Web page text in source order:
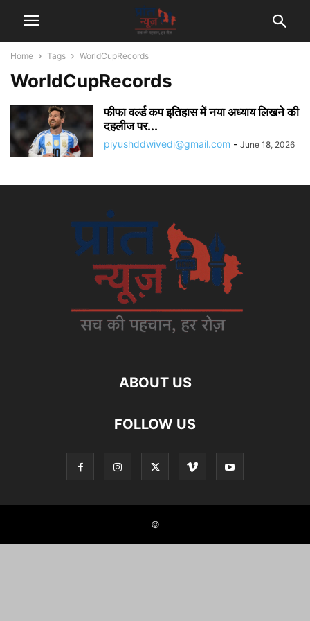
Home Tags WorldCupRecords
WorldCupRecords
फीफा वर्ल्ड कप इतिहास में नया अध्याय लिखने की
दहलीज पर...
piyushddwivedi@gmail.com - June 18, 2026
ABOUT US
FOLLOW US
©